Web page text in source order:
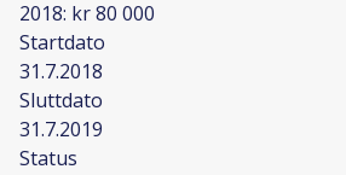
2018: kr 80 000
Startdato
31.7.2018
Sluttdato
31.7.2019
Status